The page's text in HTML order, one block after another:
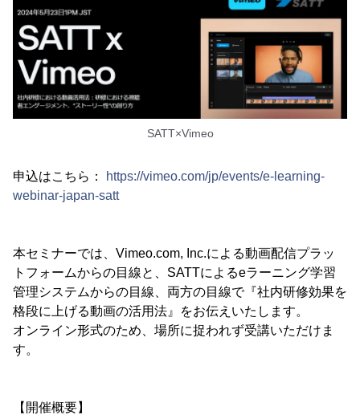
SATT×Vimeo
申込はこちら：
https://vimeo.com/jp/events/e-learning-
webinar-japan-satt
本セミナーでは、Vimeo.com, Inc.による動画配信プラッ
トフォームからの目線と、SATTによるeラーニング学習
管理システムからの目線、両方の目線で『社内研修効果を
格段に上げる動画の活用法』をお伝えいたします。
オンライン形式のため、場所に捉われず受講いただけま
す。
【開催概要】